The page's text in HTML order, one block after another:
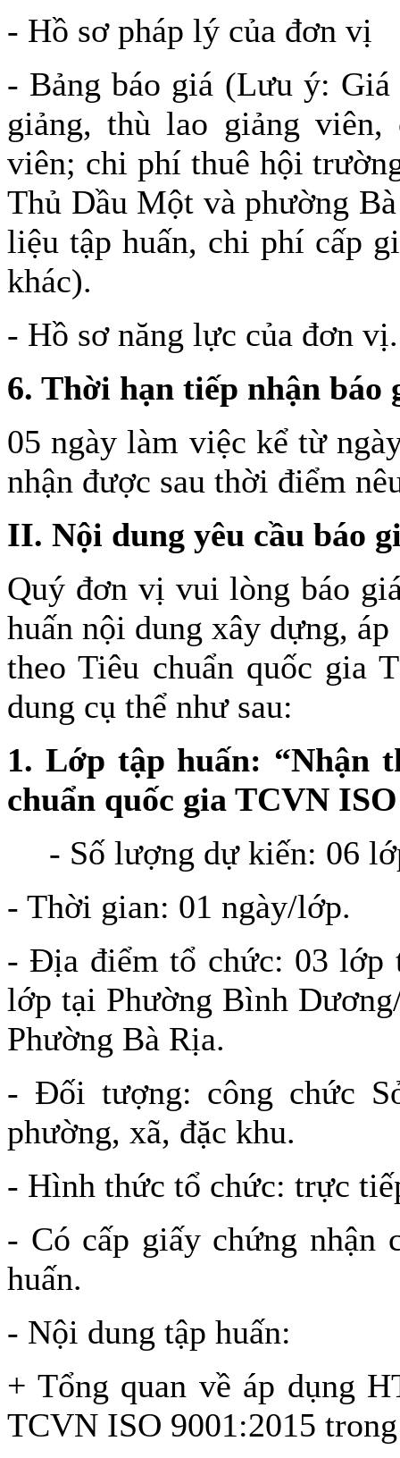
- Hồ sơ pháp lý của đơn vị
- Bảng báo giá (Lưu ý:
giảng, thù lao giảng
viên; chi phí thuê hội
Thủ Dầu Một và phường
liệu tập huấn, chi phí cấp
khác).
- Hồ sơ năng lực của đơn vị.
6. Thời hạn tiếp nhận báo
05 ngày làm việc kể từ
nhận được sau thời điểm
II. Nội dung yêu cầu báo
Quý đơn vị vui lòng báo
huấn nội dung xây dựng,
theo Tiêu chuẩn quốc gia
dung cụ thể như sau:
1. Lớp tập huấn: “Nhận
chuẩn quốc gia TCVN
- Số lượng dự kiến: 06
- Thời gian: 01 ngày/lớp.
- Địa điểm tổ chức: 03 lớp
lớp tại Phường Bình
Phường Bà Rịa.
- Đối tượng: công chức
phường, xã, đặc khu.
- Hình thức tổ chức: trực
- Có cấp giấy chứng nhận
huấn.
- Nội dung tập huấn:
+ Tổng quan về áp dụng
TCVN ISO 9001:2015